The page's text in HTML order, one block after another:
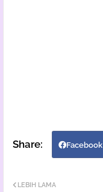
Facebook
LEBIH LAMA